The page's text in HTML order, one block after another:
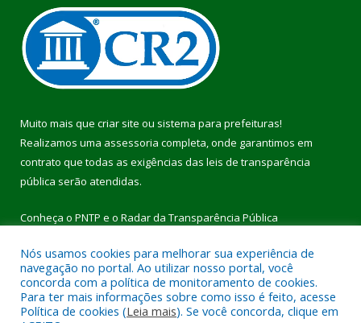
Muito mais que criar site ou sistema para prefeituras!
Realizamos uma assessoria completa, onde garantimos em
contrato que todas as exigências das leis de transparência
pública serão atendidas.
Conheça o PNTP e o Radar da Transparência Pública
Todos os direitos reservados a Prefeitura Municipal de Pau
D’Arco.
Nós usamos cookies para melhorar sua experiência de
navegação no portal. Ao utilizar nosso portal, você
concorda com a política de monitoramento de cookies.
Para ter mais informações sobre como isso é feito, acesse
Política de cookies (Leia mais). Se você concorda, clique em